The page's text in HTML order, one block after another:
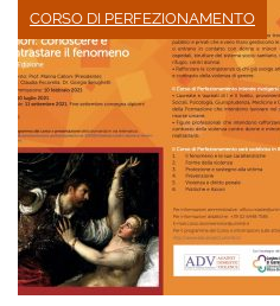
CORSO DI PERFEZIONAMENTO